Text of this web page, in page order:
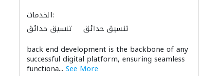
الخدمات:
تنسيق حدائق
تنسيق حدائق
back end development is the backbone of any
successful digital platform, ensuring seamless
functiona... See More